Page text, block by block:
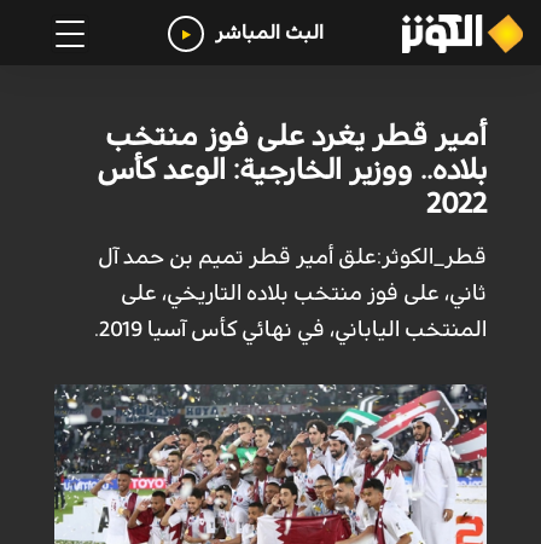
البث المباشر
أمير قطر يغرد على فوز منتخب
بلاده.. ووزير الخارجية: الوعد كأس
2022
قطر_الكوثر:علق أمير قطر تميم بن حمد آل
ثاني، على فوز منتخب بلاده التاريخي، على
المنتخب الياباني، في نهائي كأس آسيا 2019.